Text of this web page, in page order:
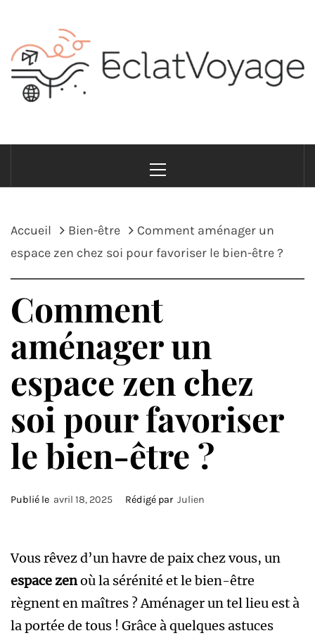
contenu
ECLATVOYAGE
Voyage avec style et sens
principal
Accueil Bien-être
Comment aménager un
espace zen chez soi pour favoriser le bien-être ?
Comment
aménager un
espace zen chez
soi pour favoriser
le bien-être ?
Publié le avril 18, 2025 Rédigé par Julien
Vous rêvez d’un havre de paix chez vous, un
espace zenoù la sérénité et le bien-être
règnent en maîtres ? Aménager un tel lieu est à
la portée de tous ! Grâce à quelques astuces